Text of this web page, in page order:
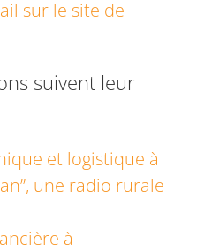
sur le site de
suivent leur
et logistique à
une radio rurale
à